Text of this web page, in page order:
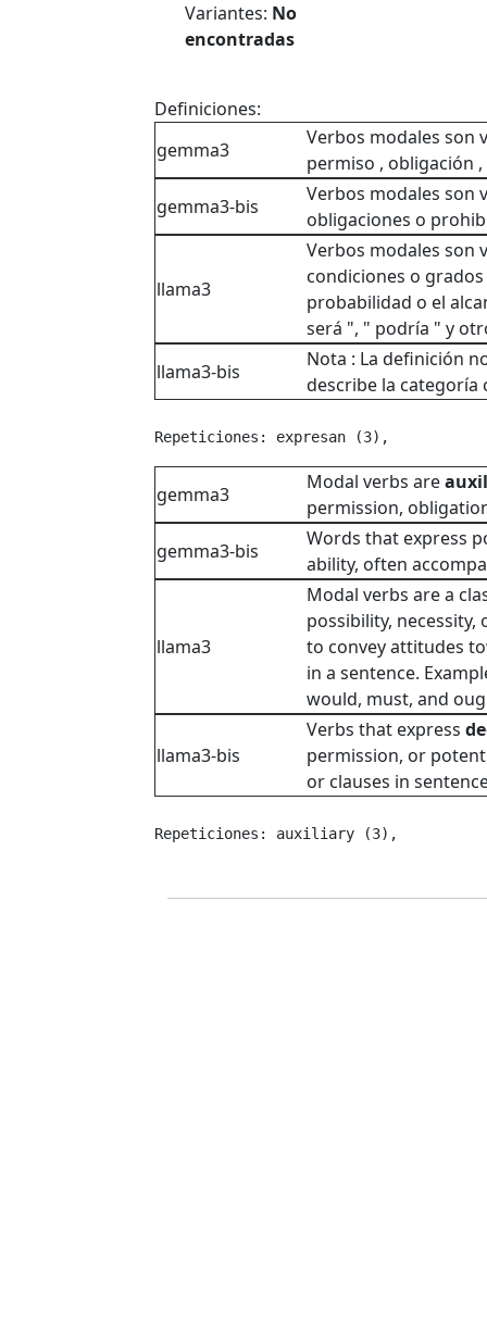
Variantes: No
encontradas
Definiciones:
gemma3
Verbos modales son
permiso , obligación
gemma3-bis
Verbos modales son
obligaciones o
llama3
Verbos modales son
condiciones o
probabilidad o el
será ", " podría " y
llama3-bis
Nota : La definición
describe la categoría
Repeticiones: expresan (3),
gemma3
Modal verbs are
permission,
gemma3-bis
Words that express
ability, often
llama3
Modal verbs are a
possibility,
to convey attitudes
in a sentence.
would, must, and
llama3-bis
Verbs that express
permission, or
or clauses in
Repeticiones: auxiliary (3),